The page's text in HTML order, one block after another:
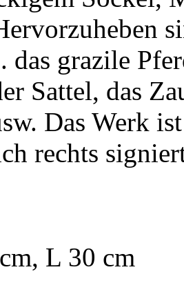
das grazile
Sattel, das
Das Werk
rechts
L 30 cm